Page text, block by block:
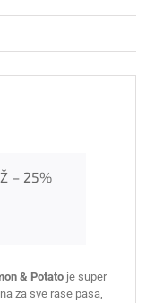
– 25%
& Potatoje super
za sve rase pasa,